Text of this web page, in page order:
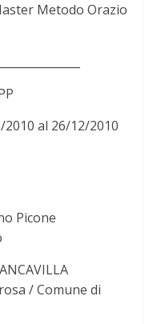
Metodo Orazio
al 26/12/2010
Picone
/ Comune di